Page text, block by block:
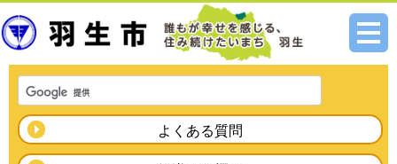
メニ
よくある質問